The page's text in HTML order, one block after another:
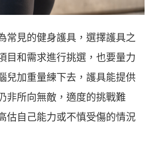
常見的健身護具，選擇護具之
目和需求進行挑選，也要量力
兒加重量練下去，護具能提供
非所向無敵，適度的挑戰難
估自己能力或不慎受傷的情況